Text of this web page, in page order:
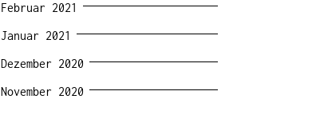
Februar 2021
Januar 2021
Dezember 2020
November 2020